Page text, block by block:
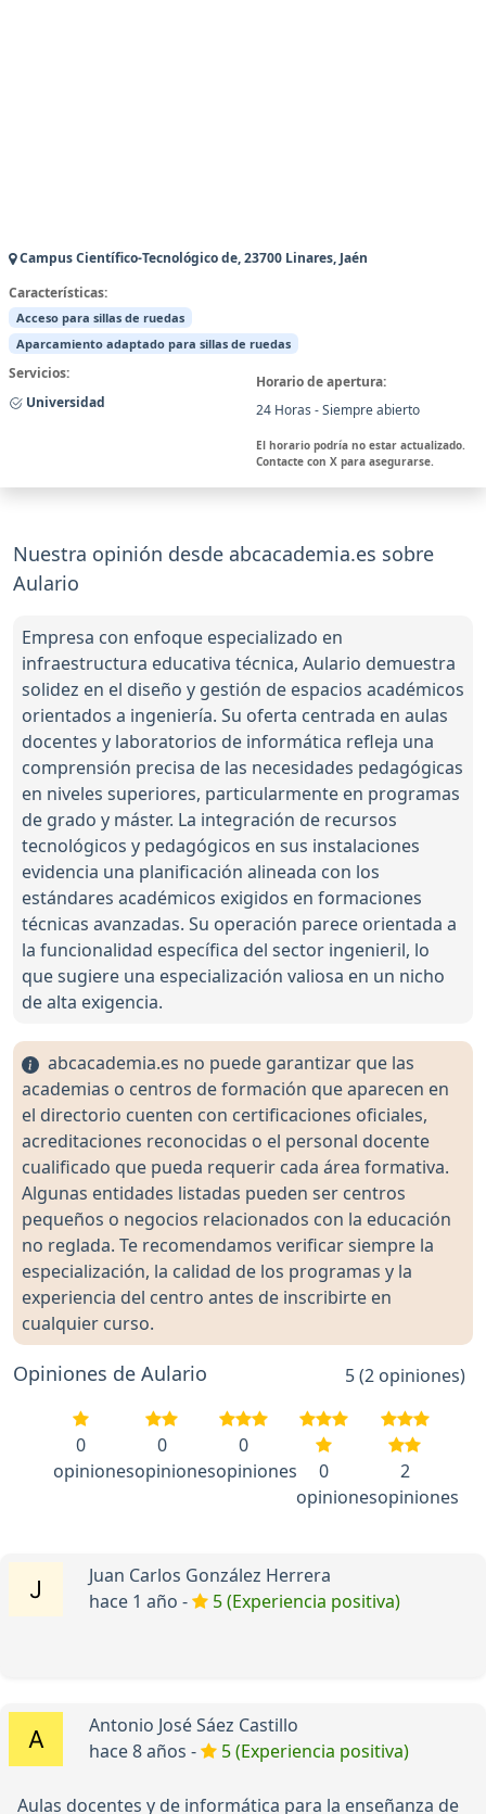
Campus Científico-Tecnológico de, 23700 Linares, Jaén
Características:
Acceso para sillas de ruedas
Aparcamiento adaptado para sillas de ruedas
Servicios:
Universidad
Horario de apertura:
24 Horas - Siempre abierto
El horario podría no estar actualizado.
Contacte con X para asegurarse.
Nuestra opinión desde abcacademia.es sobre
Aulario
Empresa con enfoque especializado en
infraestructura educativa técnica, Aulario demuestra
solidez en el diseño y gestión de espacios académicos
orientados a ingeniería. Su oferta centrada en aulas
docentes y laboratorios de informática refleja una
comprensión precisa de las necesidades pedagógicas
en niveles superiores, particularmente en programas
de grado y máster. La integración de recursos
tecnológicos y pedagógicos en sus instalaciones
evidencia una planificación alineada con los
estándares académicos exigidos en formaciones
técnicas avanzadas. Su operación parece orientada a
la funcionalidad específica del sector ingenieril, lo
que sugiere una especialización valiosa en un nicho
de alta exigencia.
abcacademia.es no puede garantizar que las
academias o centros de formación que aparecen en
el directorio cuenten con certificaciones oficiales,
acreditaciones reconocidas o el personal docente
cualificado que pueda requerir cada área formativa.
Algunas entidades listadas pueden ser centros
pequeños o negocios relacionados con la educación
no reglada. Te recomendamos verificar siempre la
especialización, la calidad de los programas y la
experiencia del centro antes de inscribirte en
cualquier curso.
Opiniones de Aulario 5 (2 opiniones)
0
opiniones
0
opiniones
0
opiniones
0
opiniones
2
opiniones
Juan Carlos González Herrera
hace 1 año -
5 (Experiencia positiva)
Antonio José Sáez Castillo
hace 8 años -
5 (Experiencia positiva)
Aulas docentes y de informática para la enseñanza de